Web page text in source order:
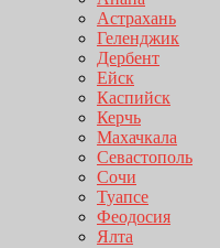
Астрахань
Геленджик
Дербент
Ейск
Каспийск
Керчь
Махачкала
Севастополь
Сочи
Туапсе
Феодосия
Ялта